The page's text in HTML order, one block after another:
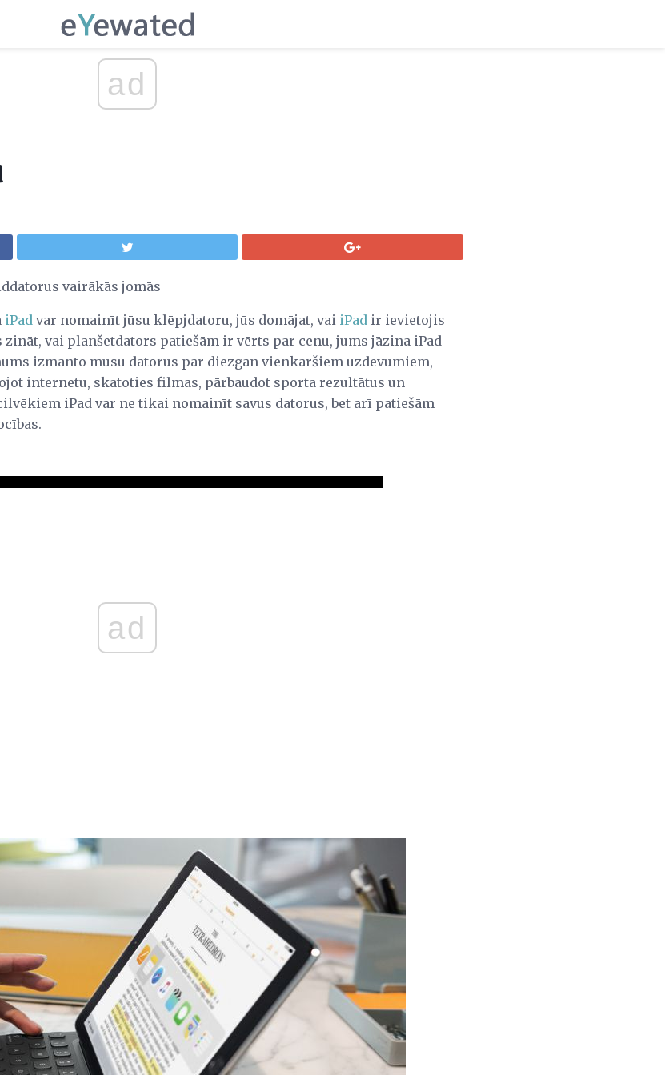
ad
vairākās jomās
iPad var nomainīt jūsu klēpjdatoru, jūs domājat, vai iPad ir ievietojis
vai planšetdators patiešām ir vērts par cenu, jums jāzina iPad
izmanto mūsu datorus par diezgan vienkāršiem uzdevumiem,
internetu, skatoties filmas, pārbaudot sporta rezultātus un
iPad var ne tikai nomainīt savus datorus, bet arī patiešām
ad